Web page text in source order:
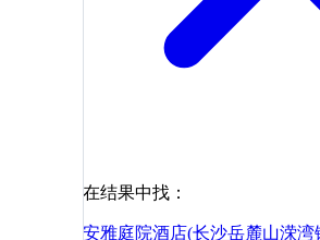
在结果中找：
安雅庭院酒店(长沙岳麓山溁湾